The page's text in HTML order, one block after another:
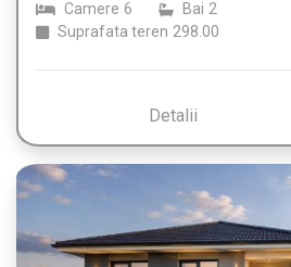
Camere 6 Bai 2
Suprafata teren 298.00
Detalii